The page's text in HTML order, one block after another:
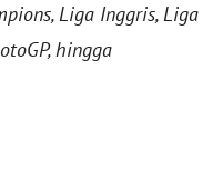
Liga Inggris, Liga
hingga